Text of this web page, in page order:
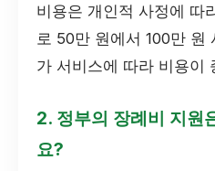
비용은 개인적 사정에 따
로 50만 원에서 100만 원
가 서비스에 따라 비용이
2. 정부의 장례비 지원
요?